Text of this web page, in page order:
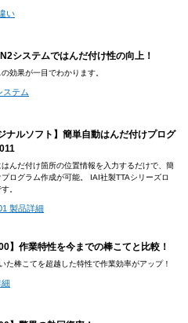
い
システムではんだ付け性の向上！
効果が一目でわかります。
ステム
ナルソフト】簡単自動はんだ付けプログ
んだ付け箇所の位置情報を入力するだけで、簡
ログラム作成が可能。 IAI社製TTAシリーズロ
。
製品詳細
】作業特性を今までの棒こてと比較！
た棒こてを超越した特性で作業効率がアップ！